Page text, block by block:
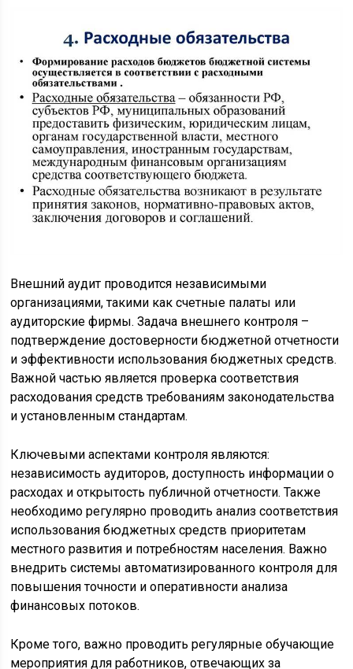
Внешний аудит проводится независимыми
организациями, такими как счетные палаты или
аудиторские фирмы. Задача внешнего контроля –
подтверждение достоверности бюджетной отчетности
и эффективности использования бюджетных средств.
Важной частью является проверка соответствия
расходования средств требованиям законодательства
и установленным стандартам.
Ключевыми аспектами контроля являются:
независимость аудиторов, доступность информации о
расходах и открытость публичной отчетности. Также
необходимо регулярно проводить анализ соответствия
использования бюджетных средств приоритетам
местного развития и потребностям населения. Важно
внедрить системы автоматизированного контроля для
повышения точности и оперативности анализа
финансовых потоков.
Кроме того, важно проводить регулярные обучающие
мероприятия для работников, отвечающих за